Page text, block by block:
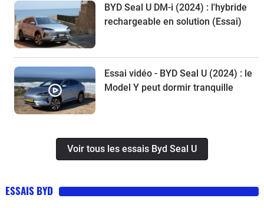
BYD Seal U DM-i (2024) : l'hybride
rechargeable en solution (Essai)
Essai vidéo - BYD Seal U (2024) : le
Model Y peut dormir tranquille
Voir tous les essais Byd Seal U
ESSAIS BYD